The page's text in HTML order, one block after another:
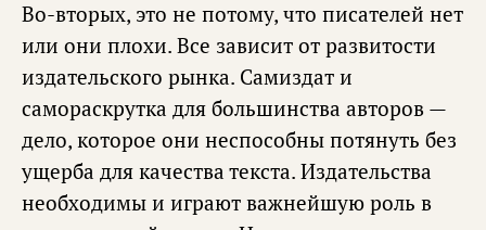
Во-вторых, это не потому, что писателей нет
или они плохи. Все зависит от развитости
издательского рынка. Самиздат и
самораскрутка для большинства авторов —
дело, которое они неспособны потянуть без
ущерба для качества текста. Издательства
необходимы и играют важнейшую роль в